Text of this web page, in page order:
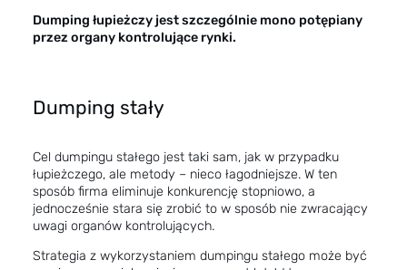
Dumping łupieżczy jest szczególnie mono potępiany
przez organy kontrolujące rynki.
Dumping stały
Cel dumpingu stałego jest taki sam, jak w przypadku
łupieżczego, ale metody – nieco łagodniejsze. W ten
sposób firma eliminuje konkurencję stopniowo, a
jednocześnie stara się zrobić to w sposób nie zwracający
uwagi organów kontrolujących.
Strategia z wykorzystaniem dumpingu stałego może być